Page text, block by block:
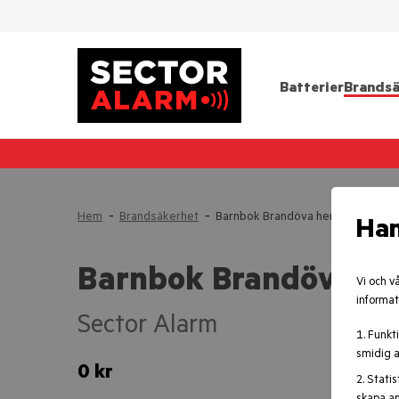
Batterier
Hem - Brandsäkerhet - Barnbok Brandöva hemma
Barnbok Brandöva
Sector Alarm
0 kr
Vi och
smidig